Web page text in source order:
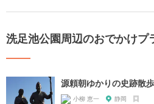
洗足池公園周辺のおでかけプ
源頼朝ゆかりの史跡散歩
小柳 恵一 静岡